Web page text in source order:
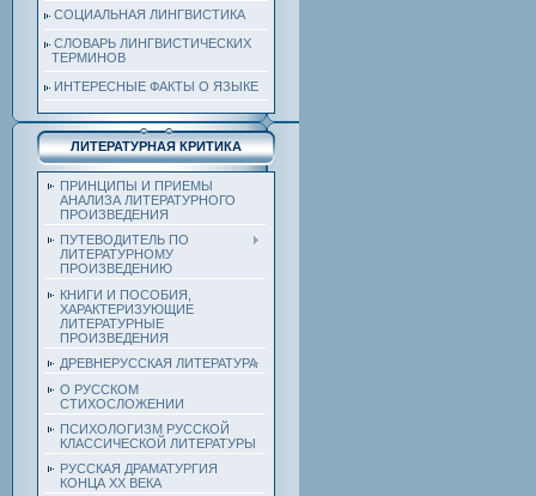
СОЦИАЛЬНАЯ ЛИНГВИСТИКА
СЛОВАРЬ ЛИНГВИСТИЧЕСКИХ
ТЕРМИНОВ
ИНТЕРЕСНЫЕ ФАКТЫ О ЯЗЫКЕ
ЛИТЕРАТУРНАЯ КРИТИКА
ПРИНЦИПЫ И ПРИЕМЫ
АНАЛИЗА ЛИТЕРАТУРНОГО
ПРОИЗВЕДЕНИЯ
ПУТЕВОДИТЕЛЬ ПО
ЛИТЕРАТУРНОМУ
ПРОИЗВЕДЕНИЮ
КНИГИ И ПОСОБИЯ,
ХАРАКТЕРИЗУЮЩИЕ
ЛИТЕРАТУРНЫЕ
ПРОИЗВЕДЕНИЯ
ДРЕВНЕРУССКАЯ ЛИТЕРАТУРА
О РУССКОМ
СТИХОСЛОЖЕНИИ
ПСИХОЛОГИЗМ РУССКОЙ
КЛАССИЧЕСКОЙ ЛИТЕРАТУРЫ
РУССКАЯ ДРАМАТУРГИЯ
КОНЦА ХХ ВЕКА